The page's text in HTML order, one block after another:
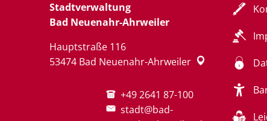
Stadtverwaltung
Bad Neuenahr-Ahrweiler
Hauptstraße 116
53474 Bad Neuenahr-Ahrweiler
+49 2641 87-100
stadt@bad-